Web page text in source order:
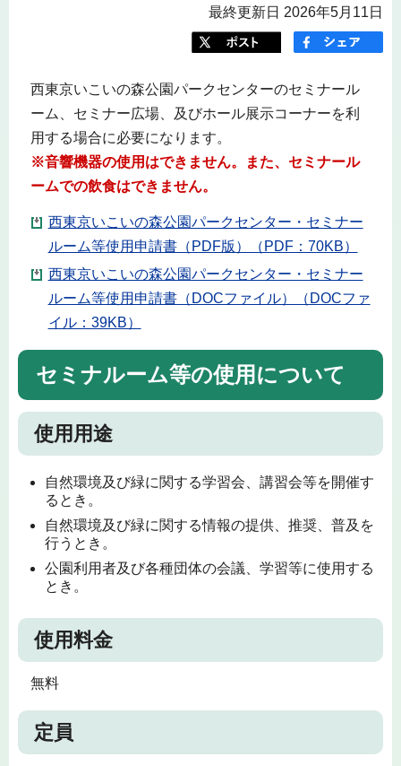
最終更新日 2026年5月11日
西東京いこいの森公園パークセンターのセミナール
ーム、セミナー広場、及びホール展示コーナーを利
用する場合に必要になります。
※音響機器の使用はできません。また、セミナール
ームでの飲食はできません。
西東京いこいの森公園パークセンター・セミナー
ルーム等使用申請書（PDF版）（PDF：70KB）
西東京いこいの森公園パークセンター・セミナー
ルーム等使用申請書（DOCファイル）（DOCファ
イル：39KB）
セミナルーム等の使用について
使用用途
自然環境及び緑に関する学習会、講習会等を開催す
るとき。
自然環境及び緑に関する情報の提供、推奨、普及を
行うとき。
公園利用者及び各種団体の会議、学習等に使用する
とき。
使用料金
無料
定員